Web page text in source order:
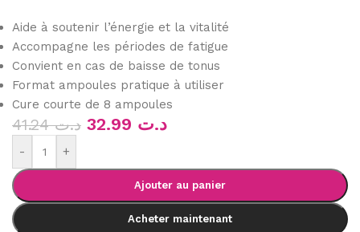
Aide à soutenir l’énergie et la vitalité
Accompagne les périodes de fatigue
Convient en cas de baisse de tonus
Format ampoules pratique à utiliser
Cure courte de 8 ampoules
د.ت41.24 د.ت
- +
Ajouter au panier
Acheter maintenant